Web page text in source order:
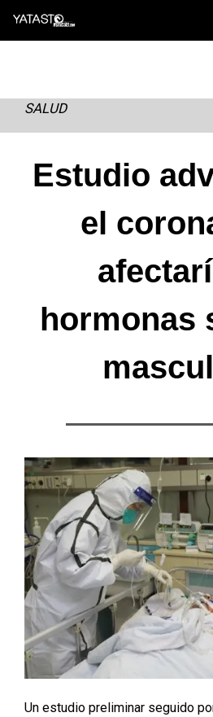
Skip
SALUD
Estudio
el
hormonas
Un estudio preliminar seguido